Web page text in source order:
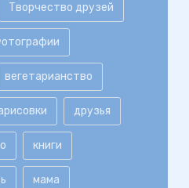
Творчество друзей
вегетарианство
друзья
книги
мама